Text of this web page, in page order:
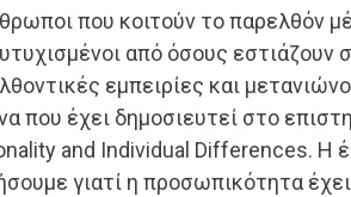
που κοιτούν το παρελθόν
από όσους εστιάζουν
εμπειρίες και
που έχει δημοσιευτεί στο
and Individual Differences. Η
γιατί η προσωπικότητα